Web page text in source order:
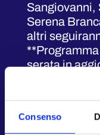
Consenso
Sangiovanni,
Serena
altri
serata in
Apertura
L'ingresso è